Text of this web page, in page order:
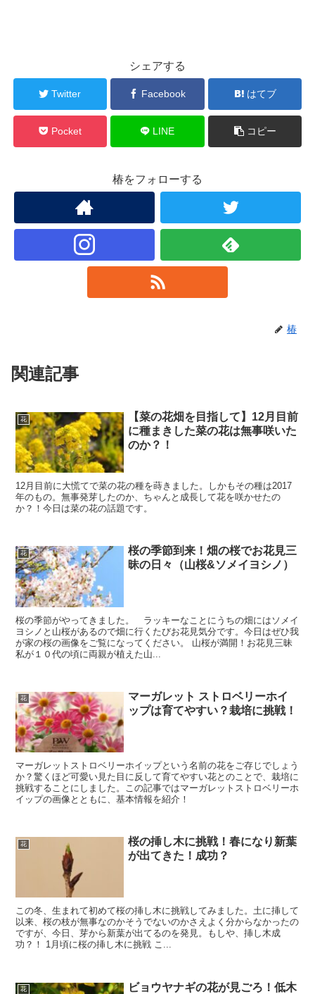
シェアする
Twitter Facebook はてブ
Pocket LINE コピー
椿をフォローする
椿
関連記事
花
【菜の花畑を目指して】12月目前
に種まきした菜の花は無事咲いた
のか？！
12月目前に大慌てで菜の花の種を蒔きました。しかもその種は2017
年のもの。無事発芽したのか、ちゃんと成長して花を咲かせたの
か？！今日は菜の花の話題です。
花
桜の季節到来！畑の桜でお花見三
昧の日々（山桜&ソメイヨシノ）
桜の季節がやってきました。 ラッキーなことにうちの畑にはソメイ
ヨシノと山桜があるので畑に行くたびお花見気分です。今日はぜひ我
が家の桜の画像をご覧になってください。 山桜が満開！お花見三昧
私が１０代の頃に両親が植えた山...
花
マーガレット ストロベリーホイ
ップは育てやすい？栽培に挑戦！
マーガレットストロベリーホイップという名前の花をご存じでしょう
か？驚くほど可愛い見た目に反して育てやすい花とのことで、栽培に
挑戦することにしました。この記事ではマーガレットストロベリーホ
イップの画像とともに、基本情報を紹介！
花
桜の挿し木に挑戦！春になり新葉
が出てきた！成功？
この冬、生まれて初めて桜の挿し木に挑戦してみました。土に挿して
以来、桜の枝が無事なのかそうでないのかさえよく分からなかったの
ですが、今日、芽から新葉が出てるのを発見。もしや、挿し木成
功？！ 1月頃に桜の挿し木に挑戦 こ...
花
ビョウヤナギの花が見ごろ！低木